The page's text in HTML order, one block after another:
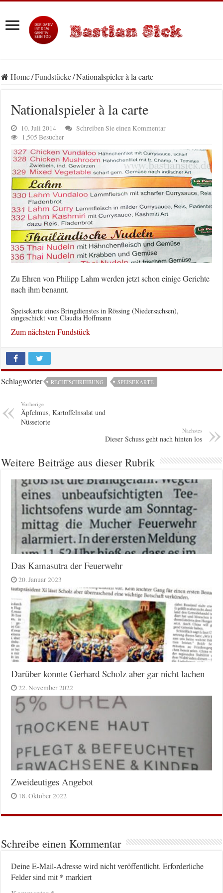
Home/Fundstücke/Nationalspieler à la carte
Nationalspieler à la carte
10. Juli 2014
Schreiben Sie einen Kommentar
1,505 Besucher
Zu Ehren von Philipp Lahm werden jetzt schon einige Gerichte
nach ihm benannt.
Speisekarte eines Bringdienstes in Rössing (Niedersachsen),
eingeschickt von Claudia Hoffmann
Zum nächsten Fundstück
Schlagwörter RECHTSCHREIBUNG SPEISEKARTE
Vorherige
Äpfelmus, Kartoffelnsalat und
Nüssetorte
Nächstes
Dieser Schuss geht nach hinten los
Weitere Beiträge aus dieser Rubrik
Das Kamasutra der Feuerwehr
20. Januar 2023
Darüber konnte Gerhard Scholz aber gar nicht lachen
22. November 2022
Zweideutiges Angebot
18. Oktober 2022
Schreibe einen Kommentar
Deine E-Mail-Adresse wird nicht veröffentlicht. Erforderliche
Felder sind mit* markiert